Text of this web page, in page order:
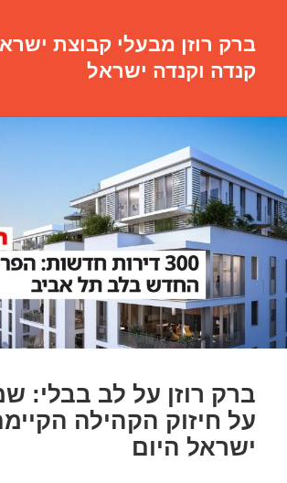
ברק רוזן מבעלי קבוצת
קנדה וקנדה ישראל
ברק רוזן על לב בבלי:
על חיזוק הקהילה
ישראל היום